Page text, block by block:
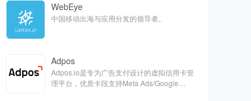
客户的一站式平台。
WebEye
中国移动出海与应用分发的领导者。
Adpos
Adpos.io是专为广告支付设计的虚拟信用卡管
理平台，优质卡段支持Meta Ads/Google